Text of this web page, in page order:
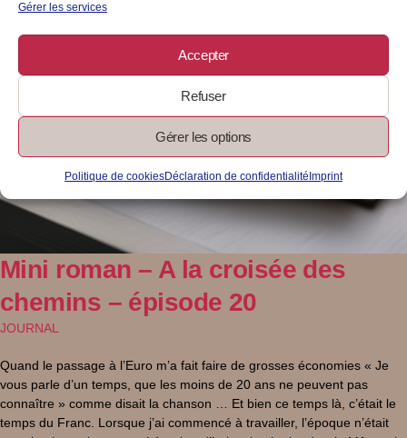
Gérer les services
Accepter
Refuser
Gérer les options
Politique de cookiesDéclaration de confidentialité Imprint
Mini roman – A la croisée des
chemins – épisode 20
JOURNAL
Quand le passage à l’Euro m’a fait faire de grosses économies « Je
vous parle d’un temps, que les moins de 20 ans ne peuvent pas
connaître » comme disait la chanson … Et bien ce temps là, c’était le
temps du Franc. Lorsque j’ai commencé à travailler, l’époque n’était